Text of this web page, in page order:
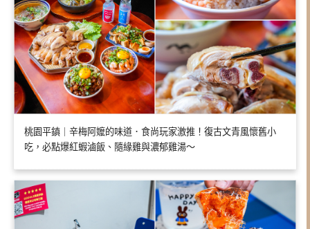
桃園平鎮｜辛梅阿嬤的味道．食尚玩家激推！復古文青風懷舊小
吃，必點爆紅蝦滷飯、隨緣雞與濃郁雞湯～